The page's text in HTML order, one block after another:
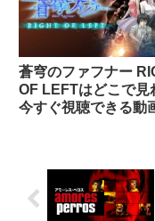
蒼穹のファフナー
OF LEFTはどこで見
今すぐ視聴できる動